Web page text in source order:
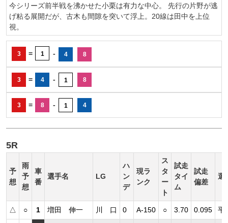
今シリーズ前半戦を沸かせた小栗は有力な中心。 先行の片野が逃
げ粘る展開だが、古木も間隙を突いて浮上。20線は田中を上位
視。
3 = 1 - 4 8
3 = 4 - 1 8
3 = 8 - 1 4
5R
予
想
雨
予
想
車
番
選手名 LG
ハ
ン
デ
現ラ
ンク
ス
タ
ー
ト
試走
タイ
ム
試走
偏差
選
△ ○ 1 増田 伸一 川 口 0 A-150 ○ 3.70 0.095 平